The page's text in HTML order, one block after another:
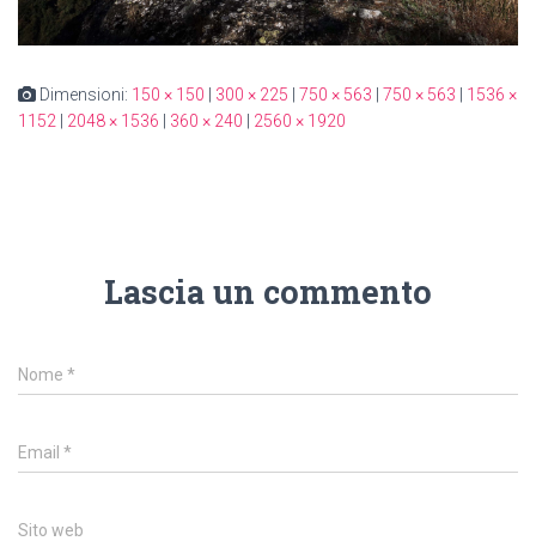
Dimensioni: 150 × 150 | 300 × 225 | 750 × 563 | 750 × 563 | 1536 ×
1152 | 2048 × 1536 | 360 × 240 | 2560 × 1920
Lascia un commento
Nome *
Email *
Sito web